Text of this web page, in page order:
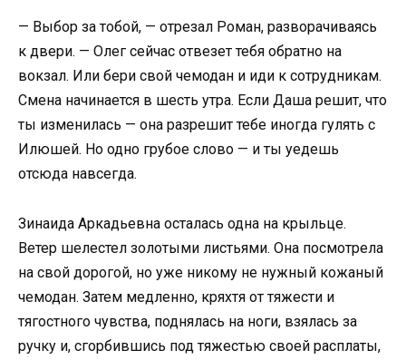
— Выбор за тобой, — отрезал Роман, разворачиваясь
к двери. — Олег сейчас отвезет тебя обратно на
вокзал. Или бери свой чемодан и иди к сотрудникам.
Смена начинается в шесть утра. Если Даша решит, что
ты изменилась — она разрешит тебе иногда гулять с
Илюшей. Но одно грубое слово — и ты уедешь
отсюда навсегда.
Зинаида Аркадьевна осталась одна на крыльце.
Ветер шелестел золотыми листьями. Она посмотрела
на свой дорогой, но уже никому не нужный кожаный
чемодан. Затем медленно, кряхтя от тяжести и
тягостного чувства, поднялась на ноги, взялась за
ручку и, сгорбившись под тяжестью своей расплаты,